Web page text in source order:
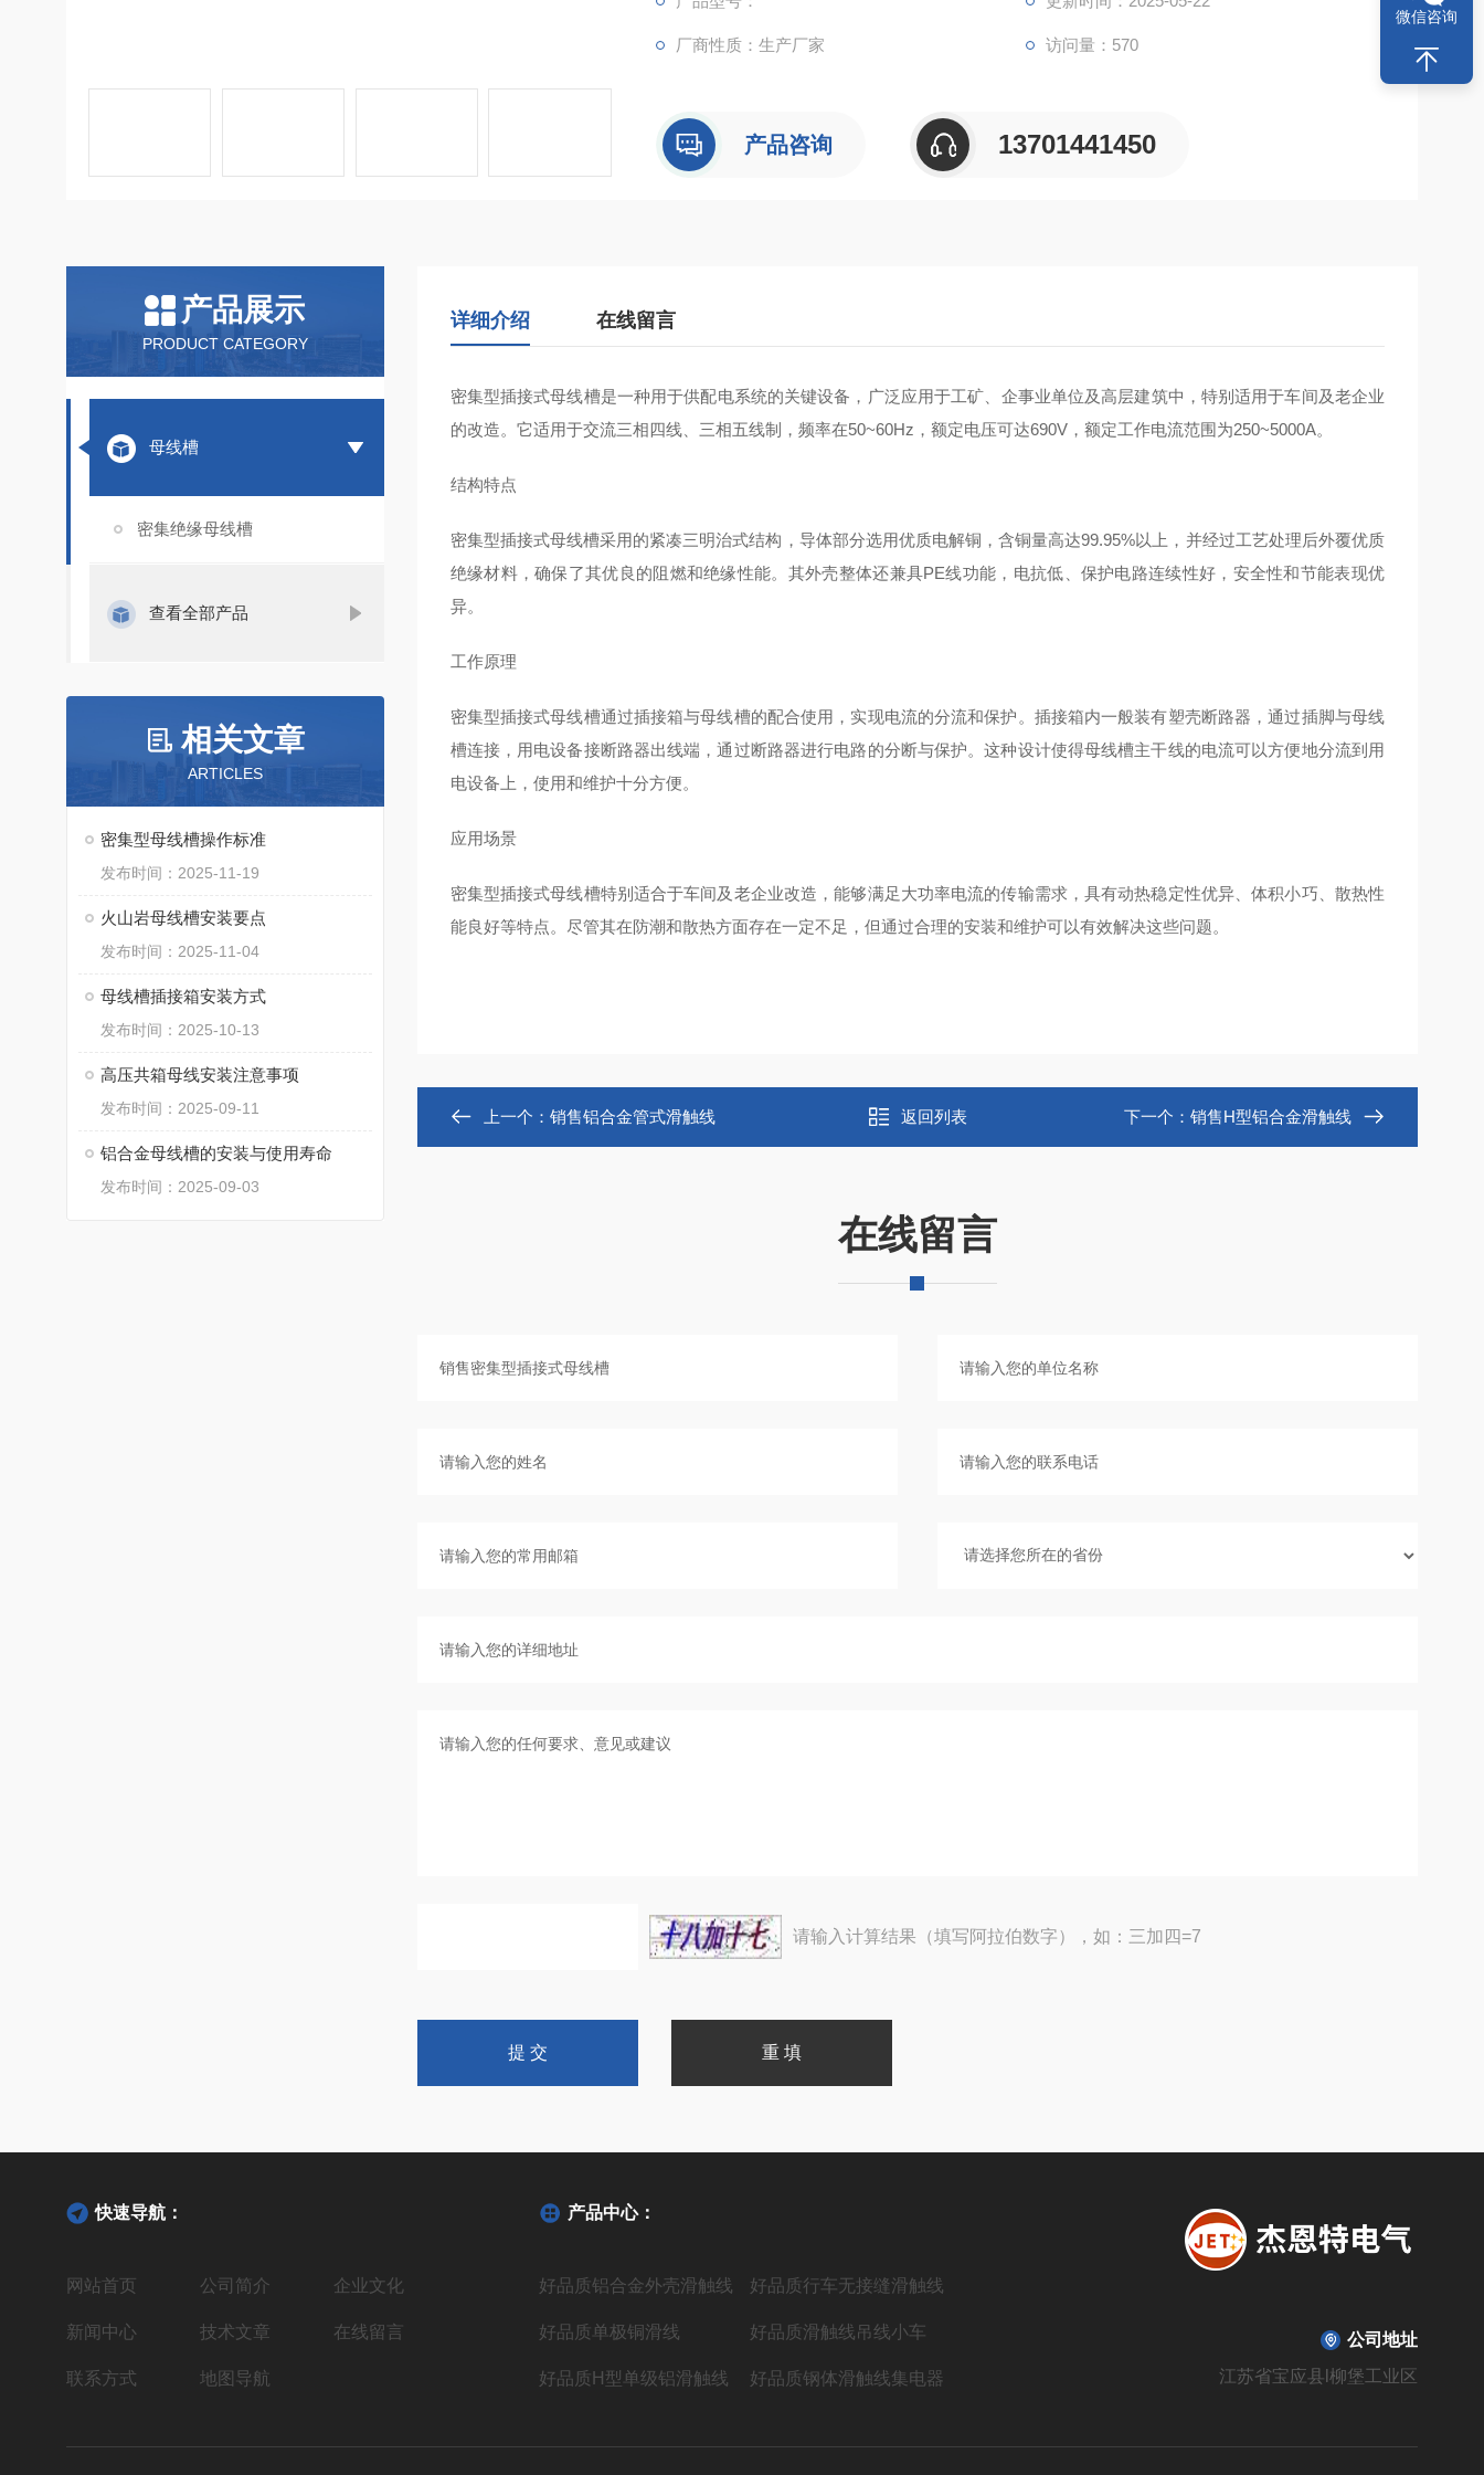
厂商性质：生产厂家 访问量：570
产品咨询 13701441450
产品展示
PRODUCT CATEGORY
母线槽
密集绝缘母线槽
查看全部产品
相关文章
ARTICLES
密集型母线槽操作标准
发布时间：2025-11-19
火山岩母线槽安装要点
发布时间：2025-11-04
母线槽插接箱安装方式
发布时间：2025-10-13
高压共箱母线安装注意事项
发布时间：2025-09-11
铝合金母线槽的安装与使用寿命
发布时间：2025-09-03
详细介绍 在线留言
密集型插接式母线槽‌是一种用于供配电系统的关键设备，广泛应用于工矿、企事业单位及高层建筑中，特别适用于车间及老企业
的改造。它适用于交流三相四线、三相五线制，频率在50~60Hz，额定电压可达690V，额定工作电流范围为250~5000A‌。
结构特点
密集型插接式母线槽采用的紧凑三明治式结构，导体部分选用优质电解铜，含铜量高达99.95%以上，并经过工艺处理后外覆优质
绝缘材料，确保了其优良的阻燃和绝缘性能。其外壳整体还兼具PE线功能，电抗低、保护电路连续性好，安全性和节能表现优
异‌。
工作原理
密集型插接式母线槽通过插接箱与母线槽的配合使用，实现电流的分流和保护。插接箱内一般装有塑壳断路器，通过插脚与母线
槽连接，用电设备接断路器出线端，通过断路器进行电路的分断与保护。这种设计使得母线槽主干线的电流可以方便地分流到用
电设备上，使用和维护十分方便‌。
应用场景
密集型插接式母线槽特别适合于车间及老企业改造，能够满足大功率电流的传输需求，具有动热稳定性优异、体积小巧、散热性
能良好等特点。尽管其在防潮和散热方面存在一定不足，但通过合理的安装和维护可以有效解决这些问题‌。
上一个： 销售铝合金管式滑触线 返回列表 下一个： 销售H型铝合金滑触线
在线留言
请输入计算结果（填写阿拉伯数字），如：三加四=7
快速导航：
网站首页 公司简介 企业文化
新闻中心 技术文章 在线留言
联系方式 地图导航
产品中心：
好品质铝合金外壳滑触线 好品质行车无接缝滑触线
好品质单极铜滑线 好品质滑触线吊线小车
好品质H型单级铝滑触线 好品质钢体滑触线集电器
公司地址
江苏省宝应县l柳堡工业区
微信咨询